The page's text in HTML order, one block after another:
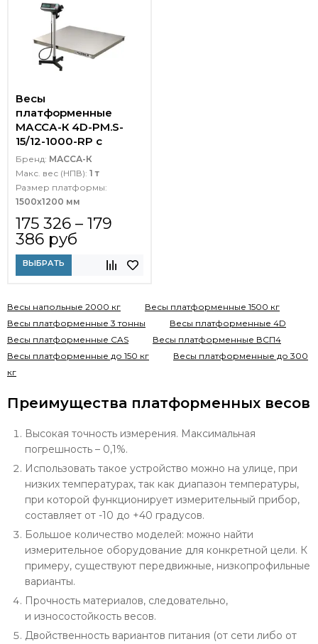
Весы
платформенные
МАССА-К 4D-PM.S-
15/12-1000-RP с
печатью этикеток
Бренд: МАССА-К
Макс. вес (НПВ): 1 т
Размер платформы:
1500х1200 мм
175 326 – 179
386 руб
ВЫБРАТЬ
Весы напольные 2000 кг
Весы платформенные 1500 кг
Весы платформенные 3 тонны
Весы платформенные 4D
Весы платформенные CAS
Весы платформенные ВСП4
Весы платформенные до 150 кг
Весы платформенные до 300
кг
Преимущества платформенных весов
Высокая точность измерения. Максимальная
погрешность – 0,1%.
Использовать такое устройство можно на улице, при
низких температурах, так как диапазон температуры,
при которой функционирует измерительный прибор,
составляет от -10 до +40 градусов.
Большое количество моделей: можно найти
измерительное оборудование для конкретной цели. К
примеру, существуют передвижные, низкопрофильные
варианты.
Прочность материалов, следовательно,
и износостойкость весов.
Двойственность вариантов питания (от сети либо от